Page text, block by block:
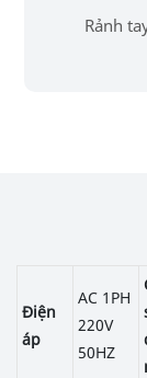
Rảnh
Điện
áp
AC 1PH
220V
50HZ